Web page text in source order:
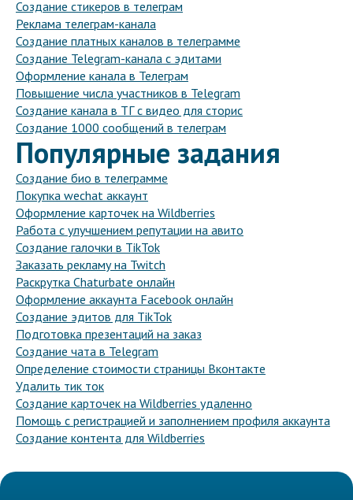
Создание стикеров в телеграм
Реклама телеграм-канала
Создание платных каналов в телеграмме
Создание Telegram-канала с эдитами
Оформление канала в Телеграм
Повышение числа участников в Telegram
Создание канала в ТГ с видео для сторис
Создание 1000 сообщений в телеграм
Популярные задания
Создание био в телеграмме
Покупка wechat аккаунт
Оформление карточек на Wildberries
Работа с улучшением репутации на авито
Создание галочки в TikTok
Заказать рекламу на Twitch
Раскрутка Chaturbate онлайн
Оформление аккаунта Facebook онлайн
Создание эдитов для TikTok
Подготовка презентаций на заказ
Создание чата в Telegram
Определение стоимости страницы Вконтакте
Удалить тик ток
Создание карточек на Wildberries удаленно
Помощь с регистрацией и заполнением профиля аккаунта
Создание контента для Wildberries